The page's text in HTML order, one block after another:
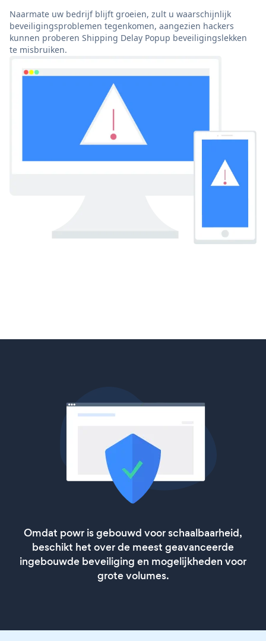
Naarmate uw bedrijf blijft groeien, zult u waarschijnlijk
beveiligingsproblemen tegenkomen, aangezien hackers
kunnen proberen Shipping Delay Popup beveiligingslekken
te misbruiken.
Omdat powr is gebouwd voor schaalbaarheid,
beschikt het over de meest geavanceerde
ingebouwde beveiliging en mogelijkheden voor
grote volumes.